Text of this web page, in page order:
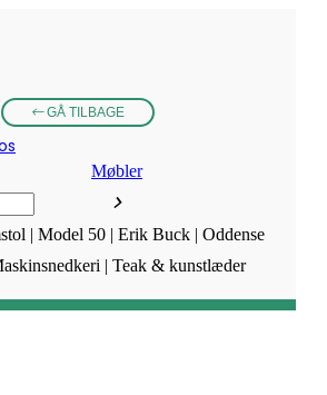
GÅ TILBAGE
Møbler
| Model 50 | Erik Buck | Oddense
| Teak & kunstlæder